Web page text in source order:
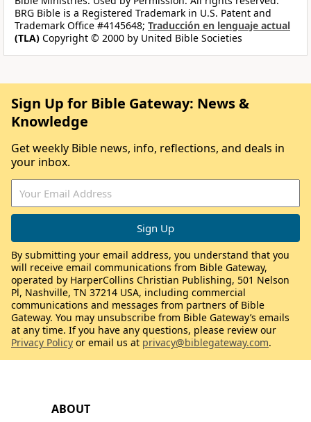
BRG Bible is a Registered Trademark in U.S. Patent and
Trademark Office #4145648; Traducción en lenguaje actual
(TLA) Copyright © 2000 by United Bible Societies
ABOUT
Sign Up for Bible Gateway: News &
Knowledge
Get weekly Bible news, info, reflections, and deals in
your inbox.
By submitting your email address, you understand that you
will receive email communications from Bible Gateway,
operated by HarperCollins Christian Publishing, 501 Nelson
Pl, Nashville, TN 37214 USA, including commercial
communications and messages from partners of Bible
Gateway. You may unsubscribe from Bible Gateway’s emails
at any time. If you have any questions, please review our
Privacy Policy or email us at privacy@biblegateway.com.